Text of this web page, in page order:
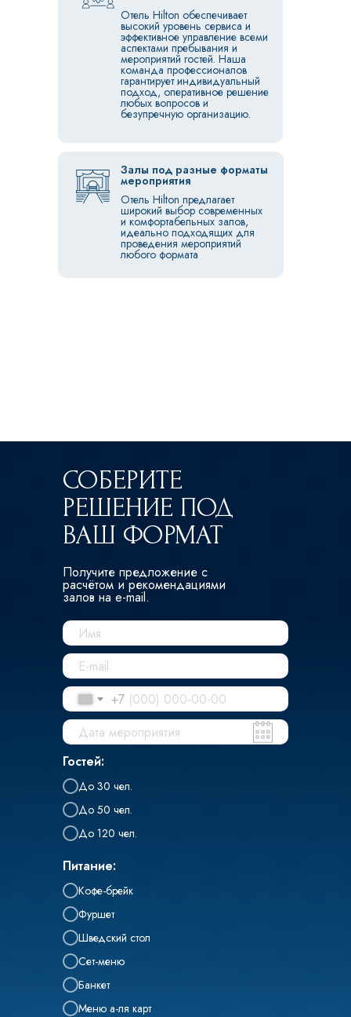
РАССЧИТАТЬ СМЕТУ
РАССЧИТАТЬ СМЕТУ
Отель Hilton обеспечивает
высокий уровень сервиса и
эффективное управление всеми
аспектами пребывания и
мероприятий гостей. Наша
команда профессионалов
гарантирует индивидуальный
подход, оперативное решение
любых вопросов и
безупречную организацию.
Залы под разные форматы
мероприятия
Отель Hilton предлагает
широкий выбор современных
и комфортабельных залов,
идеально подходящих для
проведения мероприятий
любого формата
Получите предложение с
расчётом и рекомендациями
залов на e-mail.
СОБЕРИТЕ
РЕШЕНИЕ ПОД
ВАШ ФОРМАТ
+7
Гостей:
До 30 чел.
До 50 чел.
До 120 чел.
Питание:
Кофе-брейк
Фуршет
Шведский стол
Сет-меню
Банкет
Меню а-ля карт